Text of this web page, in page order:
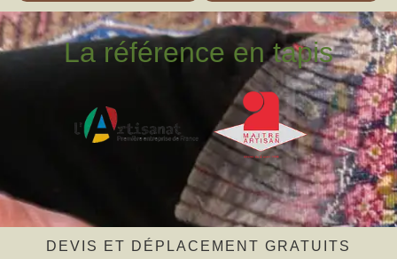
La référence en tapis
DEVIS ET DÉPLACEMENT GRATUITS